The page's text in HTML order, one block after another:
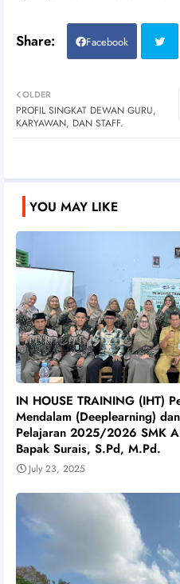
Facebook
OLDER
PROFIL SINGKAT DEWAN GURU,
KARYAWAN, DAN STAFF.
YOU MAY LIKE
IN HOUSE TRAINING (IHT)
Mendalam (Deeplearning)
Pelajaran 2025/2026 SMK
Bapak Surais, S.Pd, M.Pd.
July 23, 2025